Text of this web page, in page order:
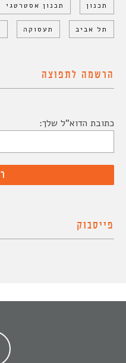
תכנון תכנון אסטרטגי
תל אביב תעסוקה
הרשמה לתפוצה
כתובת הדוא"ל שלך:
פייסבוק